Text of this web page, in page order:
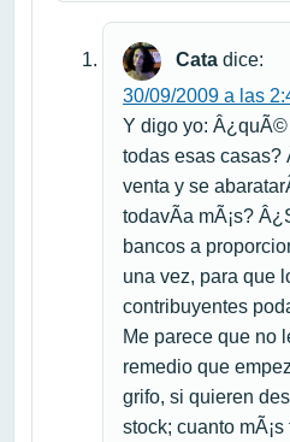
Cata dice:
30/09/2009 a las
Y digo yo: Â¿quÃ©
todas esas casas?
venta y se
todavÃ­a mÃ¡s?
bancos a
una vez, para que
contribuyentes
Me parece que no
remedio que
grifo, si quieren
stock; cuanto